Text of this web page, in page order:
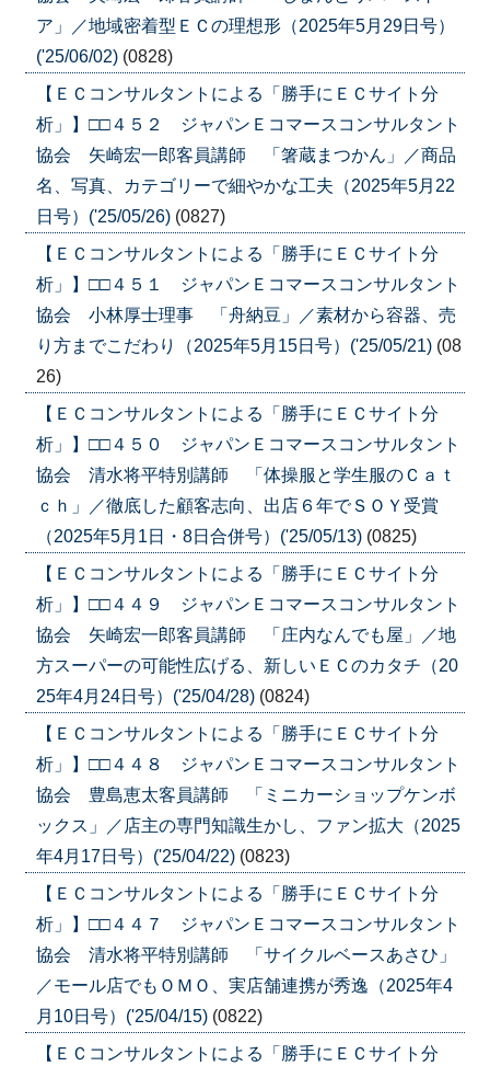
ア」／地域密着型ＥＣの理想形（2025年5月29日号）
('25/06/02) (0828)
【ＥＣコンサルタントによる「勝手にＥＣサイト分
析」】□□４５２ ジャパンＥコマースコンサルタント
協会 矢崎宏一郎客員講師 「箸蔵まつかん」／商品
名、写真、カテゴリーで細やかな工夫（2025年5月22
日号）('25/05/26) (0827)
【ＥＣコンサルタントによる「勝手にＥＣサイト分
析」】□□４５１ ジャパンＥコマースコンサルタント
協会 小林厚士理事 「舟納豆」／素材から容器、売
り方までこだわり（2025年5月15日号）('25/05/21) (08
26)
【ＥＣコンサルタントによる「勝手にＥＣサイト分
析」】□□４５０ ジャパンＥコマースコンサルタント
協会 清水将平特別講師 「体操服と学生服のＣａｔ
ｃｈ」／徹底した顧客志向、出店６年でＳＯＹ受賞
（2025年5月1日・8日合併号）('25/05/13) (0825)
【ＥＣコンサルタントによる「勝手にＥＣサイト分
析」】□□４４９ ジャパンＥコマースコンサルタント
協会 矢崎宏一郎客員講師 「庄内なんでも屋」／地
方スーパーの可能性広げる、新しいＥＣのカタチ（20
25年4月24日号）('25/04/28) (0824)
【ＥＣコンサルタントによる「勝手にＥＣサイト分
析」】□□４４８ ジャパンＥコマースコンサルタント
協会 豊島恵太客員講師 「ミニカーショップケンボ
ックス」／店主の専門知識生かし、ファン拡大（2025
年4月17日号）('25/04/22) (0823)
【ＥＣコンサルタントによる「勝手にＥＣサイト分
析」】□□４４７ ジャパンＥコマースコンサルタント
協会 清水将平特別講師 「サイクルベースあさひ」
／モール店でもＯＭＯ、実店舗連携が秀逸（2025年4
月10日号）('25/04/15) (0822)
【ＥＣコンサルタントによる「勝手にＥＣサイト分